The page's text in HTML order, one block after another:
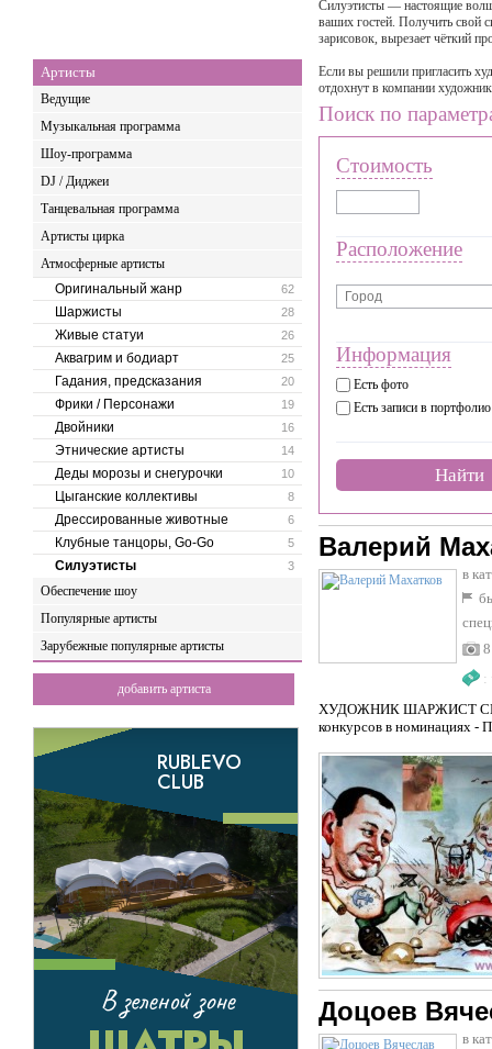
Артисты
Ведущие
Музыкальная программа
Шоу-программа
DJ / Диджеи
Танцевальная программа
Артисты цирка
Атмосферные артисты
62
Оригинальный жанр
28
Шаржисты
26
Живые статуи
25
Аквагрим и бодиарт
20
Гадания, предсказания
19
Фрики / Персонажи
16
Двойники
14
Этнические артисты
10
Деды морозы и снегурочки
8
Цыганские коллективы
6
Дрессированные животные
5
Клубные танцоры, Go-Go
3
Силуэтисты
Обеспечение шоу
Популярные артисты
Зарубежные популярные артисты
добавить артиста
Силуэтисты — настоящие
ваших гостей. Получить свой
зарисовок, вырезает чёткий
Если вы решили пригласить
отдохнут в компании
Поиск по
Стоимость
Расположение
Информация
Есть фото
Есть записи в портфолио
Найти
Валерий
в
8
:
ХУДОЖНИК ШАРЖИСТ
конкурсов в номинациях
Доцоев
в